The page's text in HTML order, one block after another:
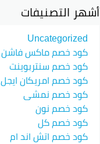
أشهر التصنيفات
Uncategorized
كود خصم ماكس فاشن
كود خصم سنتربوينت
كود خصم امريكان ايجل
كود خصم نمشي
كود خصم نون
كود خصم كل
كود خصم اتش اند ام